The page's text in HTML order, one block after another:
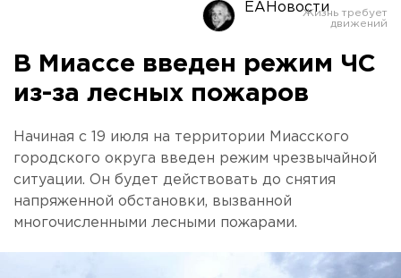
ЕАНовости
В Миассе введен режим ЧС
из-за лесных пожаров
Начиная с 19 июля на территории Миасcкого
городского округа введен режим чрезвычайной
ситуации. Он будет действовать до снятия
напряженной обстановки, вызванной
многочисленными лесными пожарами.